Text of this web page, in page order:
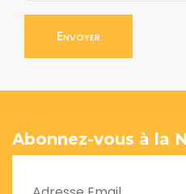
Envoyer
Abonnez-vous à la